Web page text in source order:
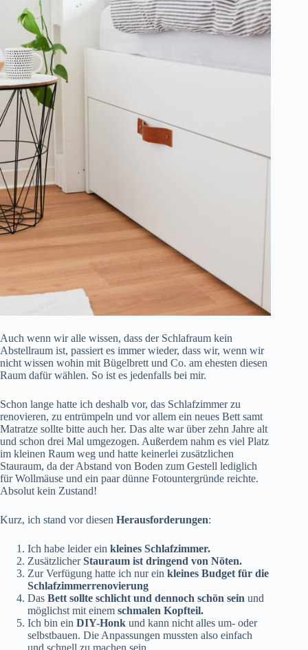
Auch wenn wir alle wissen, dass der Schlafraum kein
Abstellraum ist, passiert es immer wieder, dass wir, wenn wir
nicht wissen wohin mit Bügelbrett und Co. am ehesten diesen
Raum dafür wählen. So ist es jedenfalls bei mir.
Schon lange hatte ich deshalb vor, das Schlafzimmer zu
renovieren, zu entrümpeln und vor allem ein neues Bett samt
Matratze sollte bitte auch her. Das alte war über zehn Jahre alt
und schon drei Mal umgezogen. Außerdem nahm es viel Platz
im kleinen Raum weg und hatte keinerlei zusätzlichen
Stauraum, da der Abstand von Boden zum Gestell lediglich
für Wollmäuse und ein paar dünne Fotountergründe reichte.
Absolut kein Zustand!
Kurz, ich stand vor diesen Herausforderungen:
Ich habe leider ein kleines Schlafzimmer.
ZusätzlicherStauraum ist dringend von Nöten.
Zur Verfügung hatte ich nur ein kleines Budget für die
Schlafzimmerrenovierung
Das Bett sollte schlicht und dennoch schön sein und
möglichst mit einem schmalen Kopfteil.
Ich bin ein DIY-Honk und kann nicht alles um- oder
selbstbauen. Die Anpassungen mussten also einfach
und schnell zu machen sein.